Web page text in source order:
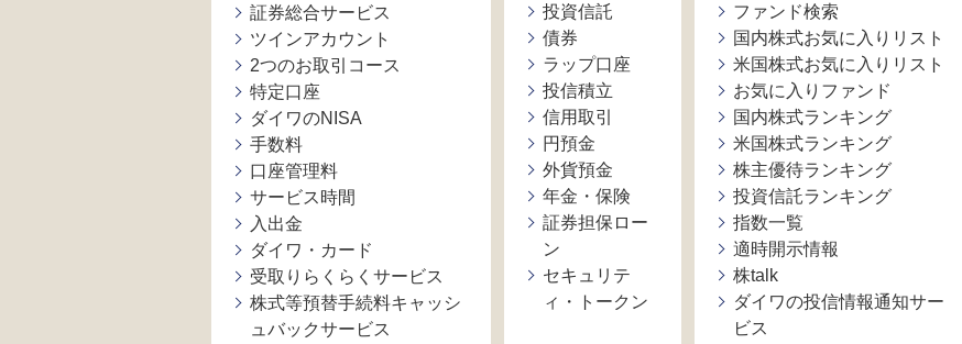
証券総合サービス
ツインアカウント
2つのお取引コース
特定口座
ダイワのNISA
手数料
口座管理料
サービス時間
入出金
ダイワ・カード
受取りらくらくサービス
株式等預替手続料キャッシ
ュバックサービス
投資信託
債券
ラップ口座
投信積立
信用取引
円預金
外貨預金
年金・保険
証券担保ロー
ン
セキュリテ
ィ・トークン
ファンド検索
国内株式お気に入りリスト
米国株式お気に入りリスト
お気に入りファンド
国内株式ランキング
米国株式ランキング
株主優待ランキング
投資信託ランキング
指数一覧
適時開示情報
株talk
ダイワの投信情報通知サー
ビス